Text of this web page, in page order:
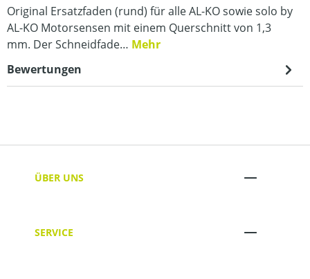
Original Ersatzfaden (rund) für alle AL-KO sowie solo by
AL-KO Motorsensen mit einem Querschnitt von 1,3
mm. Der Schneidfade… Mehr
Bewertungen
ÜBER UNS
SERVICE